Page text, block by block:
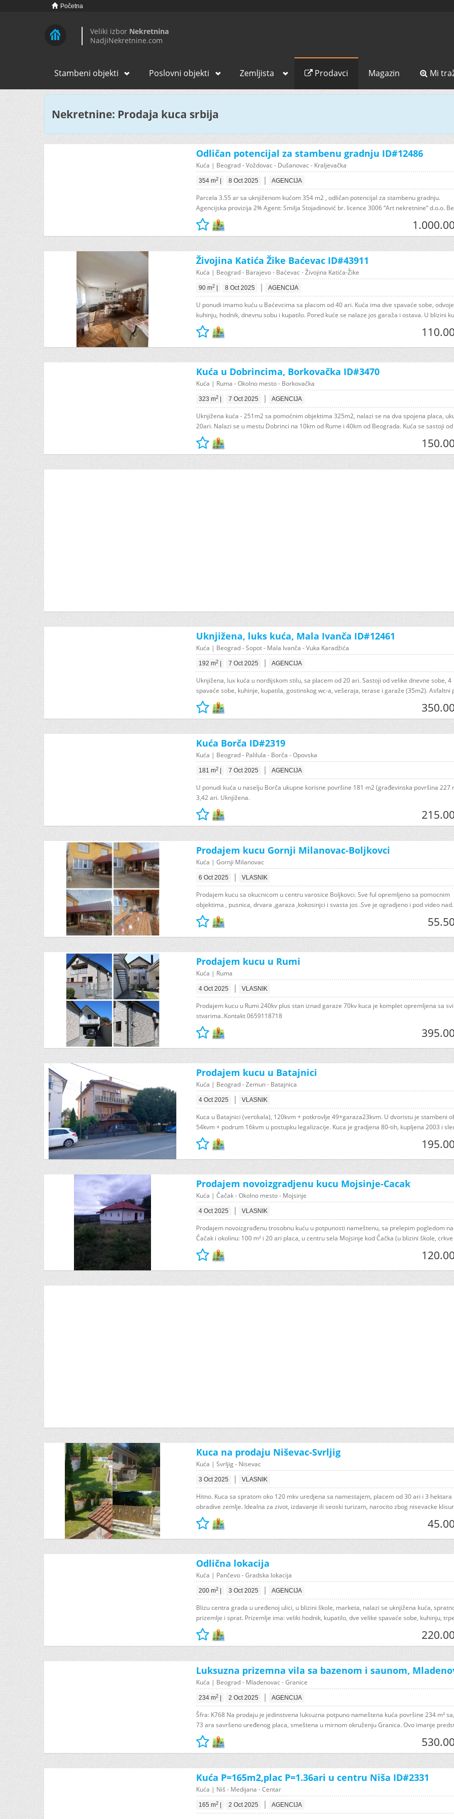
Početna
Veliki izbor Nekretnina
NadjiNekretnine.com
Stambeni objekti Poslovni objekti Zemljista Prodavci Magazin Mi
Nekretnine: Prodaja kuca srbija
Odličan potencijal za stambenu gradnju ID#12486
Kuća | Beograd - Voždovac - Dušanovac - Kraljevačka
354 m2 8 Oct 2025 | AGENCIJA
Parcela 3.55 ar sa uknjiženom kućom 354 m2 , odličan potencijal za stambenu gradnju.
Agencijska provizija 2% Agent: Smilja Stojadinović br. licence 3006 “Art nekretnine“ d.o.o.
Živojina Katića Žike Baćevac ID#43911
Kuća | Beograd - Barajevo - Baćevac - Živojina Katića-Žike
90 m2 8 Oct 2025 | AGENCIJA
U ponudi imamo kuću u Baćevcima sa placom od 40 ari. Kuća ima dve spavaće sobe,
kuhinju, hodnik, dnevnu sobu i kupatilo. Pored kuće se nalaze jos garaža i ostava. U blizini
Kuća u Dobrincima, Borkovačka ID#3470
Kuća | Ruma - Okolno mesto - Borkovačka
323 m2 7 Oct 2025 | AGENCIJA
Uknjižena kuća - 251m2 sa pomoćnim objektima 325m2, nalazi se na dva spojena placa,
20ari. Nalazi se u mestu Dobrinci na 10km od Rume i 40km od Beograda. Kuća se sastoji od
Uknjižena, luks kuća, Mala Ivanča ID#12461
Kuća | Beograd - Sopot - Mala Ivanča - Vuka Karadžića
192 m2 7 Oct 2025 | AGENCIJA
Uknjižena, lux kuća u nordijskom stilu, sa placem od 20 ari. Sastoji od velike dnevne sobe, 4
spavaće sobe, kuhinje, kupatila, gostinskog wc-a, vešeraja, terase i garaže (35m2). Asfaltni
Kuća Borča ID#2319
Kuća | Beograd - Palilula - Borča - Opovska
181 m2 7 Oct 2025 | AGENCIJA
U ponudi kuća u naselju Borča ukupne korisne površine 181 m2 (građevinska površina 227
3,42 ari. Uknjižena.
Prodajem kucu Gornji Milanovac-Boljkovci
Kuća | Gornji Milanovac
6 Oct 2025 | VLASNIK
Prodajem kucu sa okucnicom u centru varosice Boljkovci. Sve ful opremljeno sa pomocnim
objektima , pusnica, drvara ,garaza ,kokosinjci i svasta jos .Sve je ogradjeno i pod video
Prodajem kucu u Rumi
Kuća | Ruma
4 Oct 2025 | VLASNIK
Prodajem kucu u Rumi 240kv plus stan iznad garaze 70kv kuca je komplet opremljena sa
stvarima..Kontakt 0659118718
Prodajem kucu u Batajnici
Kuća | Beograd - Zemun - Batajnica
4 Oct 2025 | VLASNIK
Kuca u Batajnici (vertikala), 120kvm + potkrovlje 49+garaza23kvm. U dvoristu je stambeni
54kvm + podrum 16kvm u postupku legalizacije. Kuca je gradjena 80-tih, kupljena 2003 i
Prodajem novoizgradjenu kucu Mojsinje-Cacak
Kuća | Čačak - Okolno mesto - Mojsinje
4 Oct 2025 | VLASNIK
Prodajem novoizgrađenu trosobnu kuću u potpunosti nameštenu, sa prelepim pogledom
Čačak i okolinu: 100 m² i 20 ari placa, u centru sela Mojsinje kod Čačka (u blizini škole, crkve
Kuca na prodaju Niševac-Svrljig
Kuća | Svrljig - Nisevac
3 Oct 2025 | VLASNIK
Hitno. Kuca sa spratom oko 120 mkv uredjena sa namestajem, placem od 30 ari i 3 hektara
obradive zemlje. Idealna za zivot, izdavanje ili seoski turizam, narocito zbog nisevacke
Odlična lokacija
Kuća | Pančevo - Gradska lokacija
200 m2 3 Oct 2025 | AGENCIJA
Blizu centra grada u uređenoj ulici, u blizini škole, marketa, nalazi se uknjižena kuća,
prizemlje i sprat. Prizemlje ima: veliki hodnik, kupatilo, dve velike spavaće sobe, kuhinju,
Luksuzna prizemna vila sa bazenom i saunom,
Kuća | Beograd - Mladenovac - Granice
234 m2 2 Oct 2025 | AGENCIJA
Šfra: K768 Na prodaju je jedinstvena luksuzna potpuno nameštena kuća površine 234 m²
73 ara savršeno uređenog placa, smeštena u mirnom okruženju Granica. Ovo imanje
Kuća P=165m2,plac P=1.36ari u centru Niša ID#2331
Kuća | Niš - Medijana - Centar
165 m2 2 Oct 2025 | AGENCIJA